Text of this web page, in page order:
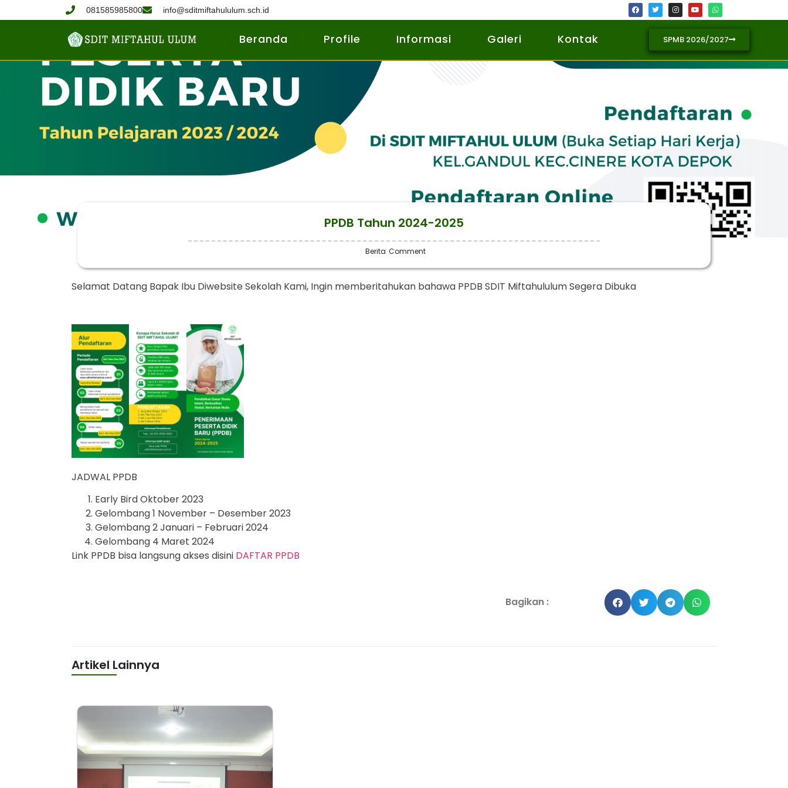
081585985800 info@sditmiftahululum.sch.id
Beranda Profile Informasi Galeri Kontak SPMB 2026/2027
PPDB Tahun 2024-2025
Berita Comment
Selamat Datang Bapak Ibu Diwebsite Sekolah Kami, Ingin memberitahukan bahawa PPDB SDIT Miftahululum Segera Dibuka
JADWAL PPDB
Early Bird Oktober 2023
Gelombang 1 November – Desember 2023
Gelombang 2 Januari – Februari 2024
Gelombang 4 Maret 2024
Link PPDB bisa langsung akses disini DAFTAR PPDB
Bagikan :
Artikel Lainnya